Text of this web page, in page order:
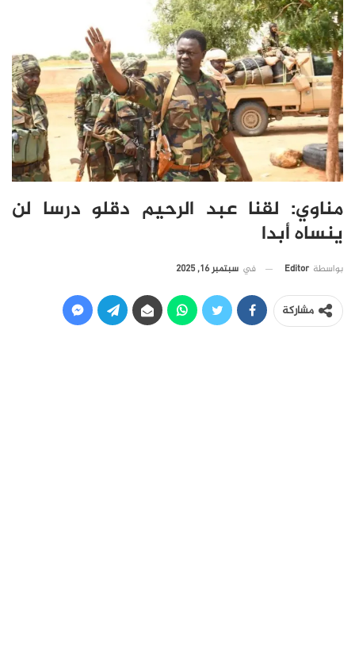
مناوي: لقنا عبد الرحيم دقلو درسا لن
ينساه أبدا
بواسطة Editor في سبتمبر 16, 2025
مشاركة